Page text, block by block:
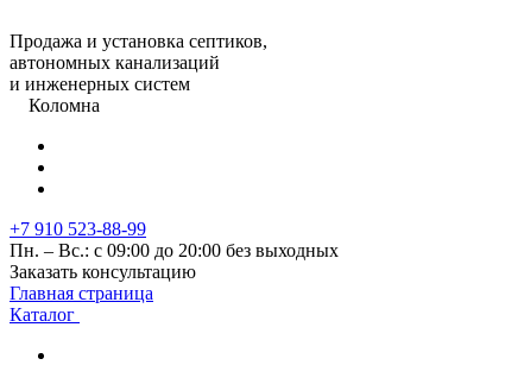
Продажа и установка септиков,
автономных канализаций
и инженерных систем
Коломна
+7 910 523-88-99
Пн. – Вс.: с 09:00 до 20:00 без выходных
Заказать консультацию
Главная страница
Каталог